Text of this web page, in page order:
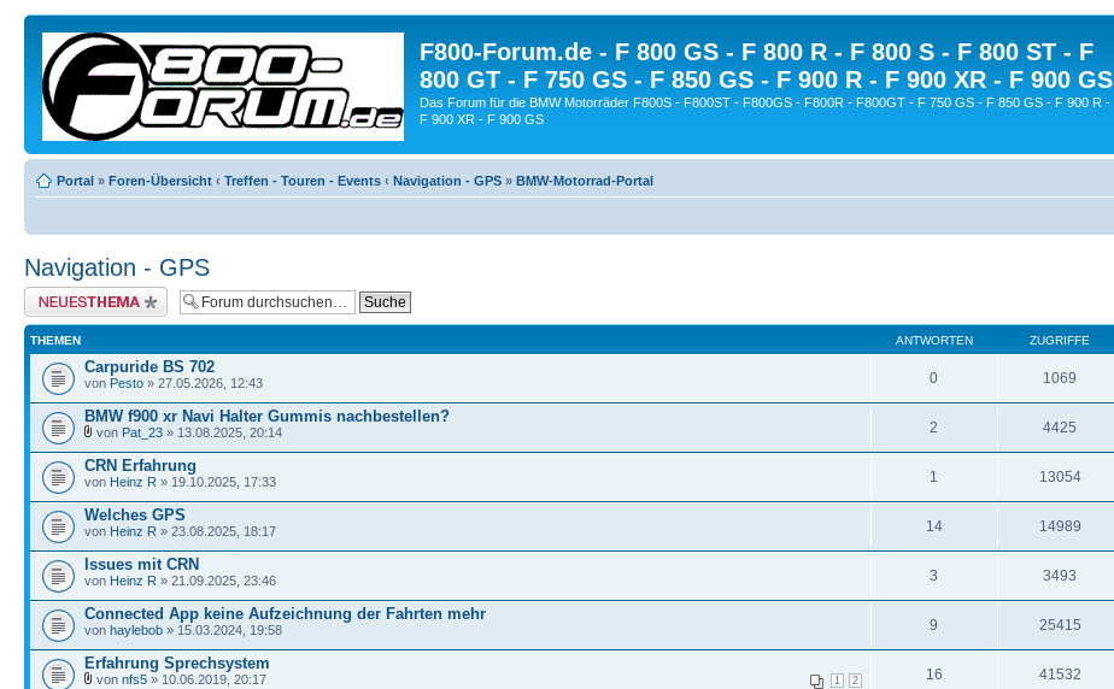
F800-Forum.de - F 800 GS - F 800 R - F 800 S - F 800 ST - F
800 GT - F 750 GS - F 850 GS - F 900 R - F 900 XR - F 900 GS
Das Forum für die BMW Motorräder F800S - F800ST - F800GS - F800R - F800GT - F 750 GS - F 850 GS - F 900 R -
F 900 XR - F 900 GS
Portal » Foren-Übersicht ‹ Treffen - Touren - Events ‹ Navigation - GPS » BMW-Motorrad-Portal
Navigation - GPS
Neues Thema erstellen
THEMEN ANTWORTEN ZUGRIFFE
Carpuride BS 702
von Pesto » 27.05.2026, 12:43 0 1069
BMW f900 xr Navi Halter Gummis nachbestellen?
von Pat_23 » 13.08.2025, 20:14 2 4425
CRN Erfahrung
von Heinz R » 19.10.2025, 17:33 1 13054
Welches GPS
von Heinz R » 23.08.2025, 18:17 14 14989
Issues mit CRN
von Heinz R » 21.09.2025, 23:46 3 3493
Connected App keine Aufzeichnung der Fahrten mehr
von haylebob » 15.03.2024, 19:58 9 25415
Erfahrung Sprechsystem
1 2
von nfs5 » 10.06.2019, 20:17 16 41532